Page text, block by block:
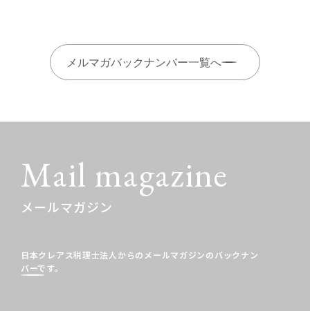
メルマガバックナンバー一覧へ
Mail magazine
メールマガジン
日本クレアス税理士法人からのメールマガジンのバックナン
バーです。